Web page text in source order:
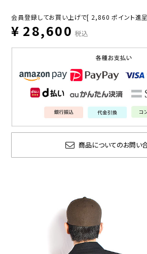
会員登録してお買い上げで[ 2,860 ポイント進
¥ 28,600 税込
商品についてのお問い